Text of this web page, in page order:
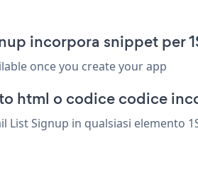
incorpora snippet per
once you create your app
html o codice codice
List Signup in qualsiasi elemento